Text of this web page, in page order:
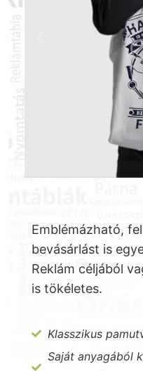
Emblémázható,
bevásárlást is
Reklám céljából
is tökéletes.
Klasszikus
Saját anyagából